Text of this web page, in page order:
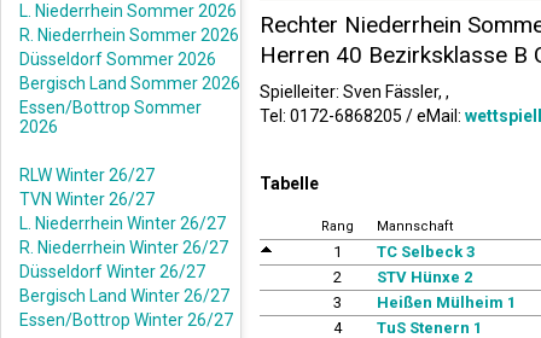
L. Niederrhein Sommer 2026
R. Niederrhein Sommer 2026
Düsseldorf Sommer 2026
Bergisch Land Sommer 2026
Essen/Bottrop Sommer
2026
RLW Winter 26/27
TVN Winter 26/27
L. Niederrhein Winter 26/27
R. Niederrhein Winter 26/27
Düsseldorf Winter 26/27
Bergisch Land Winter 26/27
Essen/Bottrop Winter 26/27
Rechter Niederrhein
Herren 40 Bezirksklasse B
Spielleiter: Sven Fässler, ,
Tel: 0172-6868205 / eMail:
Tabelle
Rang Mannschaft
1
TC Selbeck 3
2
STV Hünxe 2
3
Heißen Mülheim 1
4
TuS Stenern 1